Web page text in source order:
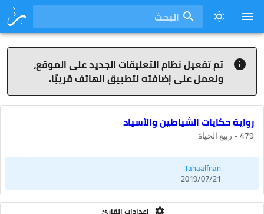
البحث
تم تفعيل نظام التعليقات الجديد على الموقع،
ونعمل على إضافته لتطبيق الهاتف قريبًا.
رواية حكايات الشياطين والأسياد
479 - ربيع الحياة
Tahaalfnan
2019/07/21
إعدادات القارئ